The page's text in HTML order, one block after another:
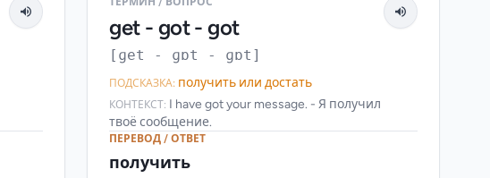
get - got - got
[ɡet - ɡɒt - ɡɒt]
ПОДСКАЗКА: получить или достать
КОНТЕКСТ:
I have got your message. - Я получил
твоё сообщение.
ПЕРЕВОД / ОТВЕТ
получить